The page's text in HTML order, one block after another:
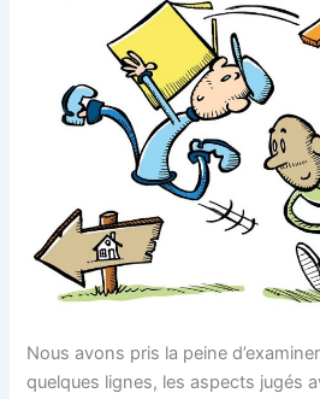
Nous avons pris la peine
quelques lignes, les aspects jugés